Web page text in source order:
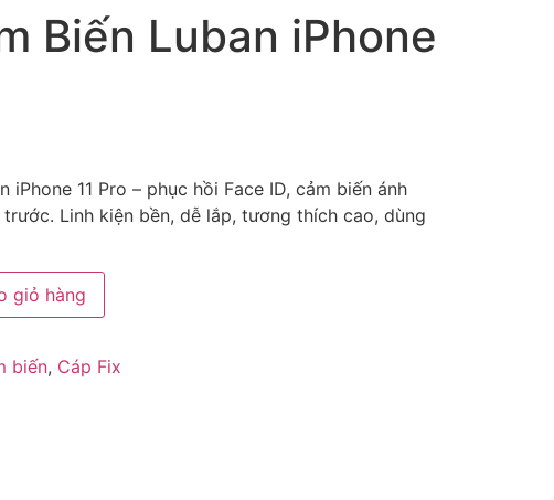
Biến Luban iPhone
iPhone 11 Pro – phục hồi Face ID, cảm biến ánh
Linh kiện bền, dễ lắp, tương thích cao, dùng
giỏ hàng
biến, Cáp Fix